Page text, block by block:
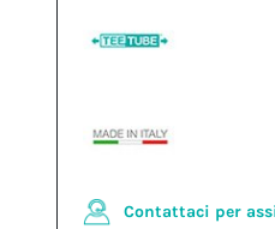
Contattaci per